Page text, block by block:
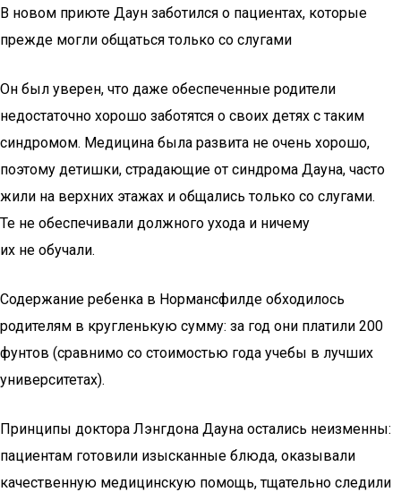
В новом приюте Даун заботился о пациентах, которые
прежде могли общаться только со слугами
Он был уверен, что даже обеспеченные родители
недостаточно хорошо заботятся о своих детях с таким
синдромом. Медицина была развита не очень хорошо,
поэтому детишки, страдающие от синдрома Дауна, часто
жили на верхних этажах и общались только со слугами.
Те не обеспечивали должного ухода и ничему
их не обучали.
Содержание ребенка в Нормансфилде обходилось
родителям в кругленькую сумму: за год они платили 200
фунтов (сравнимо со стоимостью года учебы в лучших
университетах).
Принципы доктора Лэнгдона Дауна остались неизменны:
пациентам готовили изысканные блюда, оказывали
качественную медицинскую помощь, тщательно следили